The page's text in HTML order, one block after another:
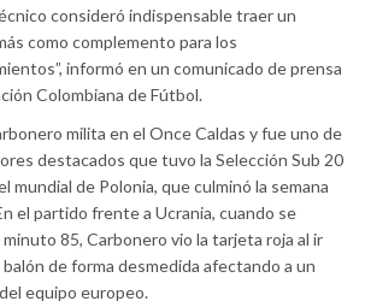
consideró indispensable traer un
como complemento para los
informó en un comunicado de prensa
Colombiana de Fútbol.
milita en el Once Caldas y fue uno de
destacados que tuvo la Selección Sub 20
mundial de Polonia, que culminó la semana
el partido frente a Ucrania, cuando se
minuto 85, Carbonero vio la tarjeta roja al ir
de forma desmedida afectando a un
equipo europeo.